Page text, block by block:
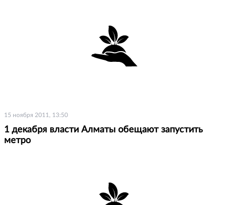
15 ноября 2011, 13:50
1 декабря власти Алматы обещают запустить
метро